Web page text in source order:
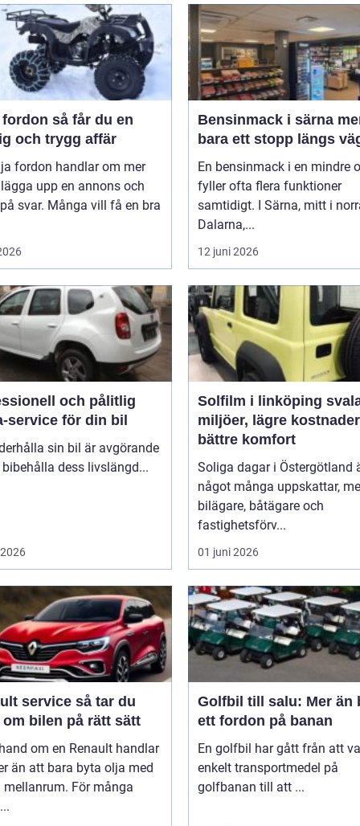
så får du en
och trygg affär
fordon handlar om mer
upp en annons och
svar. Många vill få en bra
Bensinmack i särna mer än
bara ett stopp längs
En bensinmack i en mindre
fyller ofta flera funktioner
samtidigt. I Särna, mitt i
Dalarna,...
12 juni 2026
och pålitlig
service för din bil
sin bil är avgörande
dess livslängd...
Solfilm i linköping svalare
miljöer, lägre
bättre komfort
Soliga dagar i Östergötland
något många uppskattar,
bilägare, båtägare och
fastighetsförv...
01 juni 2026
så tar du
om bilen på rätt sätt
om en Renault handlar
än att bara byta olja med
mellanrum. För många
Golfbil till salu: Mer än
ett fordon på banan
En golfbil har gått från att
enkelt transportmedel på
golfbanan till att ...